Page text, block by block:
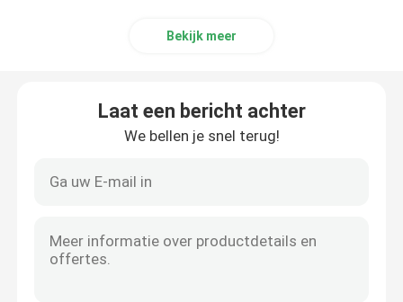
De Winstserver 2019 van lidstaten
Venstersserver 2022
Bekijk meer
Laat een bericht achter
We bellen je snel terug!